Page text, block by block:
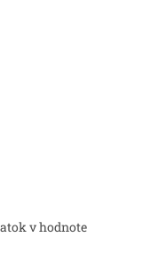
v hodnote